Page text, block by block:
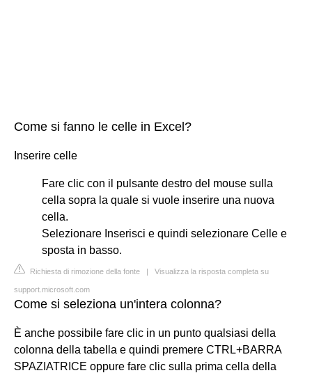
Come si fanno le celle in Excel?
Inserire celle
Fare clic con il pulsante destro del mouse sulla
cella sopra la quale si vuole inserire una nuova
cella.
Selezionare Inserisci e quindi selezionare Celle e
sposta in basso.
Richiesta di rimozione della fonte | Visualizza la risposta completa su
support.microsoft.com
Come si seleziona un'intera colonna?
È anche possibile fare clic in un punto qualsiasi della
colonna della tabella e quindi premere CTRL+BARRA
SPAZIATRICE oppure fare clic sulla prima cella della